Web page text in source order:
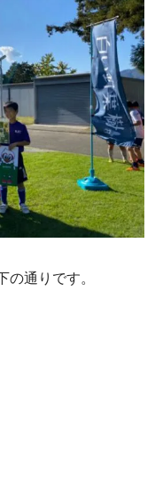
通りです。